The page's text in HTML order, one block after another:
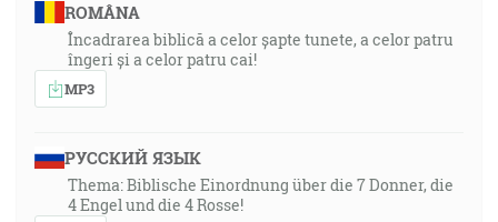
ROMÂNA
Încadrarea biblică a celor șapte tunete, a celor patru
îngeri și a celor patru cai!
MP3
РУССКИЙ ЯЗЫК
Thema: Biblische Einordnung über die 7 Donner, die
4 Engel und die 4 Rosse!